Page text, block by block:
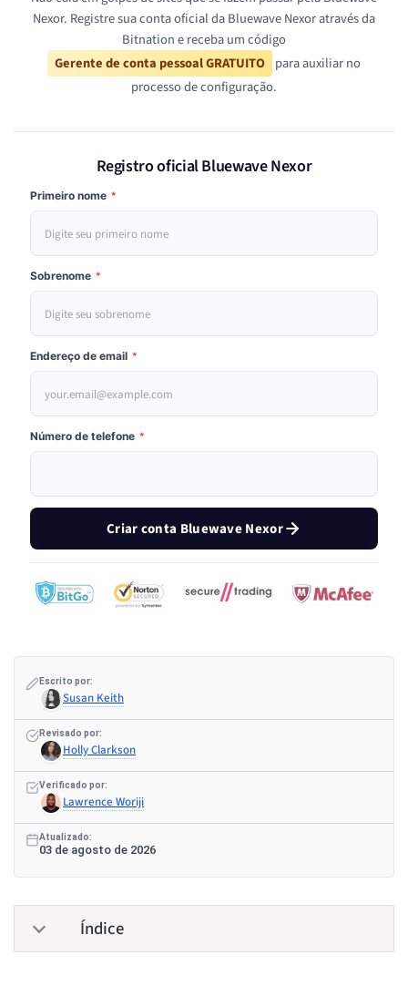
Nexor. Registre sua conta oficial da Bluewave Nexor através da
Bitnation e receba um código
Gerente de conta pessoal GRATUITO para auxiliar no
processo de configuração.
Registro oficial Bluewave Nexor
Primeiro nome *
Sobrenome *
Endereço de email *
Número de telefone *
Criar conta Bluewave Nexor
Escrito por:
Susan Keith
Revisado por:
Holly Clarkson
Verificado por:
Lawrence Woriji
Atualizado:
03 de agosto de 2026
Índice